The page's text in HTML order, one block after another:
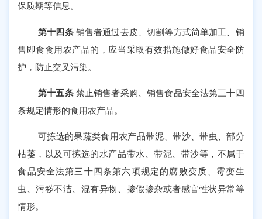
保质期等信息。
第十四条 销售者通过去皮、切割等方式简单加工、销
售即食食用农产品的，应当采取有效措施做好食品安全防
护，防止交叉污染。
第十五条 禁止销售者采购、销售食品安全法第三十四
条规定情形的食用农产品。
可拣选的果蔬类食用农产品带泥、带沙、带虫、部分
枯萎，以及可拣选的水产品带水、带泥、带沙等，不属于
食品安全法第三十四条第六项规定的腐败变质、霉变生
虫、污秽不洁、混有异物、掺假掺杂或者感官性状异常等
情形。